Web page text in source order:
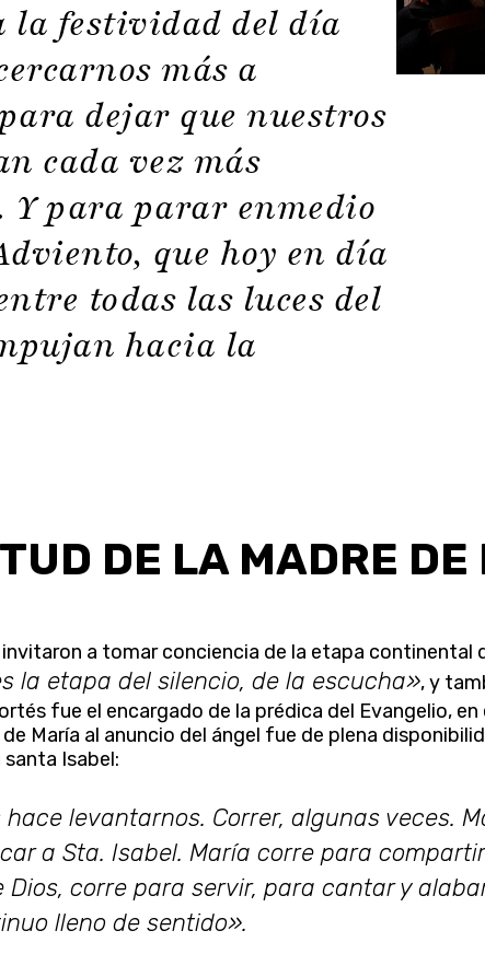
la festividad del día
más a
dejar que nuestros
cada vez más
Y para parar enmedio
que hoy en día
todas las luces del
hacia la
DE LA MADRE DE
a tomar conciencia de la etapa continental
la etapa del silencio, de la escucha», y
fue el encargado de la prédica del Evangelio,
María al anuncio del ángel fue de plena
Isabel:
hace levantarnos. Correr, algunas veces.
a Sta. Isabel. María corre para
corre para servir, para cantar y
lleno de sentido».